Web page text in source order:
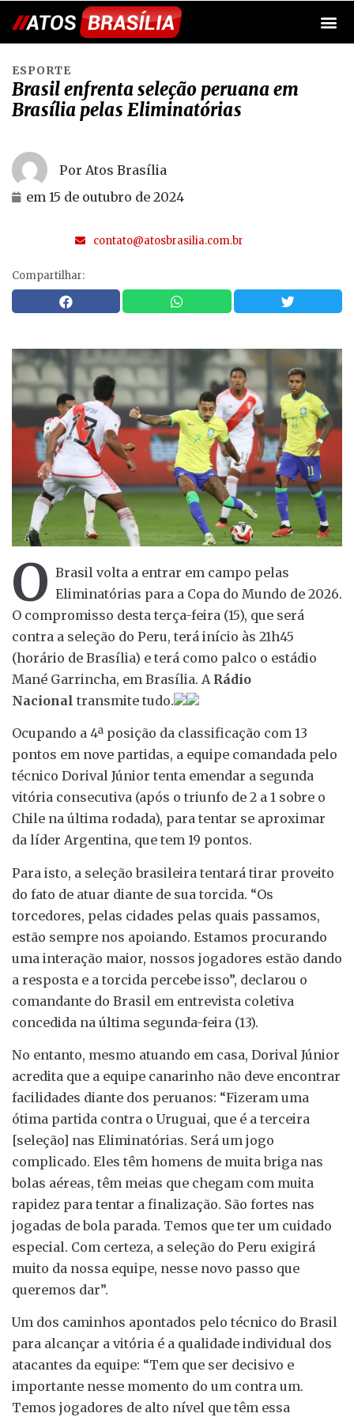
ESPORTE
Brasil enfrenta seleção peruana em
Brasília pelas Eliminatórias
Por Atos Brasília
em 15 de outubro de 2024
contato@atosbrasilia.com.br
Compartilhar:
O Brasil volta a entrar em campo pelas
Eliminatórias para a Copa do Mundo de 2026.
O compromisso desta terça-feira (15), que será
contra a seleção do Peru, terá início às 21h45
(horário de Brasília) e terá como palco o estádio
Mané Garrincha, em Brasília. A Rádio
Nacional transmite tudo.
Ocupando a 4ª posição da classificação com 13
pontos em nove partidas, a equipe comandada pelo
técnico Dorival Júnior tenta emendar a segunda
vitória consecutiva (após o triunfo de 2 a 1 sobre o
Chile na última rodada), para tentar se aproximar
da líder Argentina, que tem 19 pontos.
Para isto, a seleção brasileira tentará tirar proveito
do fato de atuar diante de sua torcida. “Os
torcedores, pelas cidades pelas quais passamos,
estão sempre nos apoiando. Estamos procurando
uma interação maior, nossos jogadores estão dando
a resposta e a torcida percebe isso”, declarou o
comandante do Brasil em entrevista coletiva
concedida na última segunda-feira (13).
No entanto, mesmo atuando em casa, Dorival Júnior
acredita que a equipe canarinho não deve encontrar
facilidades diante dos peruanos: “Fizeram uma
ótima partida contra o Uruguai, que é a terceira
[seleção] nas Eliminatórias. Será um jogo
complicado. Eles têm homens de muita briga nas
bolas aéreas, têm meias que chegam com muita
rapidez para tentar a finalização. São fortes nas
jogadas de bola parada. Temos que ter um cuidado
especial. Com certeza, a seleção do Peru exigirá
muito da nossa equipe, nesse novo passo que
queremos dar”.
Um dos caminhos apontados pelo técnico do Brasil
para alcançar a vitória é a qualidade individual dos
atacantes da equipe: “Tem que ser decisivo e
importante nesse momento do um contra um.
Temos jogadores de alto nível que têm essa